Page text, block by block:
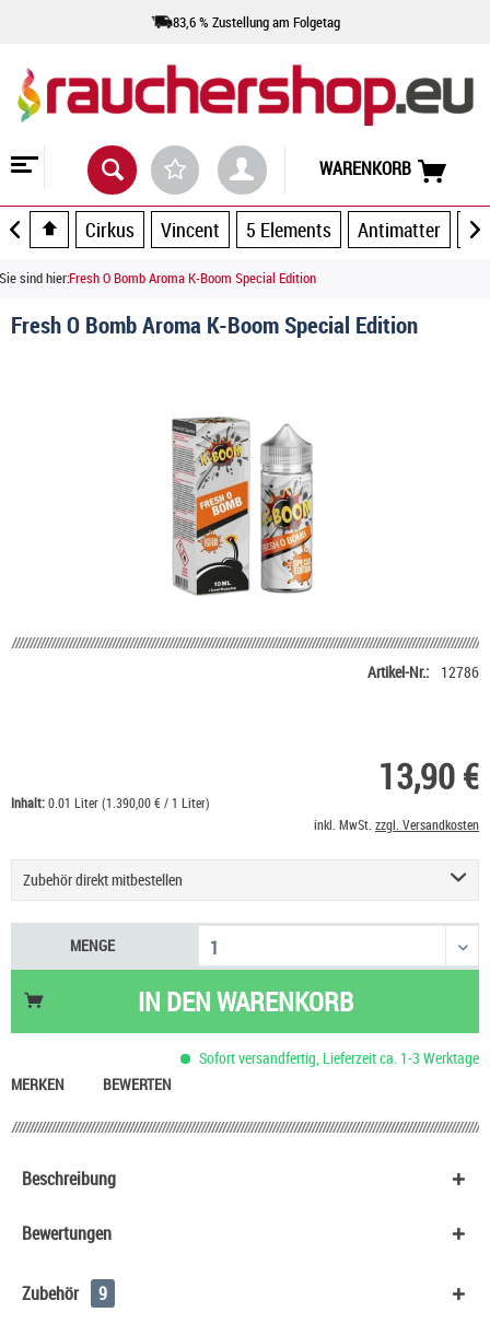
83,6 % Zustellung am Folgetag
WARENKORB
Cirkus Vincent 5 Elements Antimatter
Sie sind hier:Fresh O Bomb Aroma K-Boom Special Edition
Fresh O Bomb Aroma K-Boom Special Edition
Artikel-Nr.: 12786
13,90 €
Inhalt:0.01 Liter (1.390,00 € / 1 Liter)
inkl. MwSt. zzgl. Versandkosten
Zubehör direkt mitbestellen
Basis Liquid VPG (50/50) SC - 100 ml
53,90 €
Basis Liquid VPG (70/30) SC - 100 ml
53,90 €
Nikotinsalz Shot UltraBio 20 mg/ml
0,90 €
MENGE
IN DENWARENKORB
Sofort versandfertig, Lieferzeit ca. 1-3 Werktage
MERKEN
BEWERTEN
Beschreibung
Bewertungen
Zubehör 9